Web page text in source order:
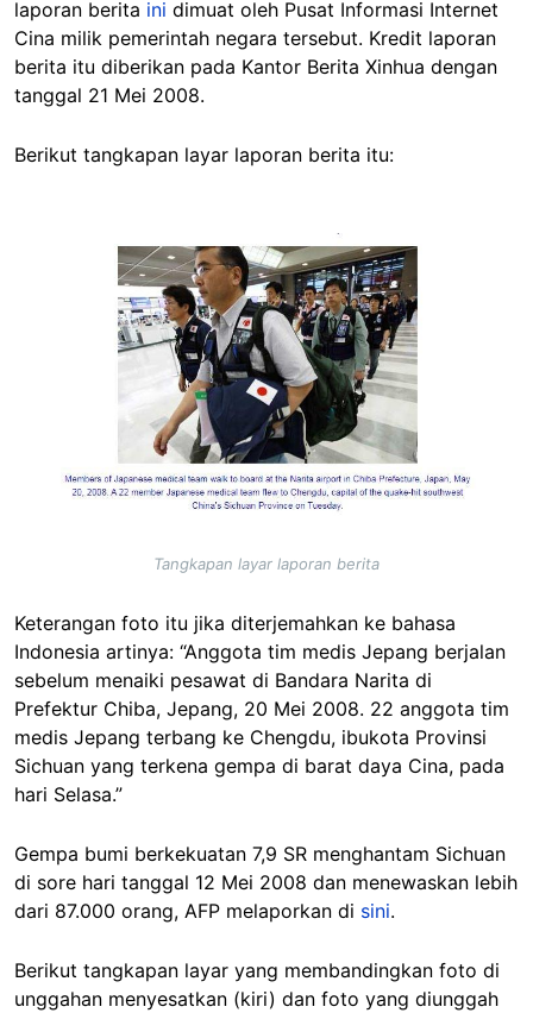
laporan berita ini dimuat oleh Pusat Informasi Internet
Cina milik pemerintah negara tersebut. Kredit laporan
berita itu diberikan pada Kantor Berita Xinhua dengan
tanggal 21 Mei 2008.
Berikut tangkapan layar laporan berita itu:
Tangkapan layar laporan berita
Keterangan foto itu jika diterjemahkan ke bahasa
Indonesia artinya: “Anggota tim medis Jepang berjalan
sebelum menaiki pesawat di Bandara Narita di
Prefektur Chiba, Jepang, 20 Mei 2008. 22 anggota tim
medis Jepang terbang ke Chengdu, ibukota Provinsi
Sichuan yang terkena gempa di barat daya Cina, pada
hari Selasa.”
Gempa bumi berkekuatan 7,9 SR menghantam Sichuan
di sore hari tanggal 12 Mei 2008 dan menewaskan lebih
dari 87.000 orang, AFP melaporkan di sini.
Berikut tangkapan layar yang membandingkan foto di
unggahan menyesatkan (kiri) dan foto yang diunggah